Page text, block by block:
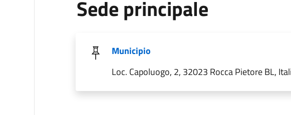
Sede principale
Municipio
Loc. Capoluogo, 2, 32023 Rocca Pietore BL,